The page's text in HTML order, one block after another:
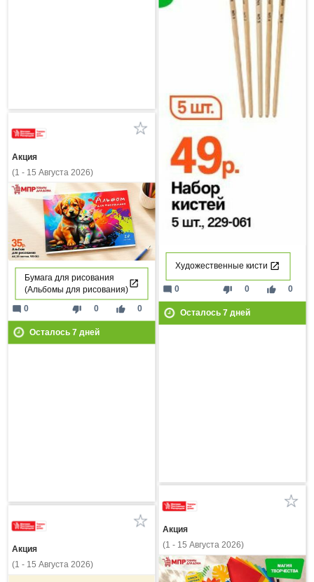
Художественные кисти
thumb_down 0 thumb_up 0
mode_comment 0
Осталось 7дней
Акция
(1 - 15 Августа 2026)
Бумага для рисования
(Альбомы для рисования)
thumb_down 0 thumb_up 0
mode_comment 0
Осталось 7дней
Акция
(1 - 15 Августа 2026)
Акция
(1 - 15 Августа 2026)